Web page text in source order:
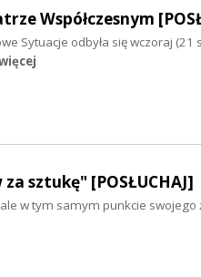
Współczesnym
Sytuacje odbyła się wczoraj (21
sztukę" [POSŁUCHAJ]
w tym samym punkcie swojego